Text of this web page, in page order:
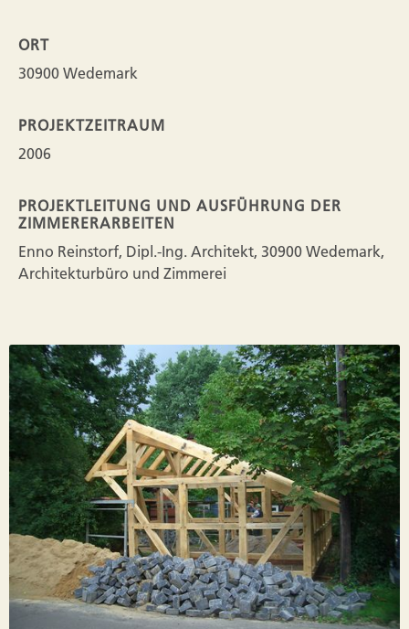
ORT
30900 Wedemark
PROJEKTZEITRAUM
2006
PROJEKTLEITUNG UND AUSFÜHRUNG DER
ZIMMERERARBEITEN
Enno Reinstorf, Dipl.-Ing. Architekt, 30900 Wedemark,
Architekturbüro und Zimmerei